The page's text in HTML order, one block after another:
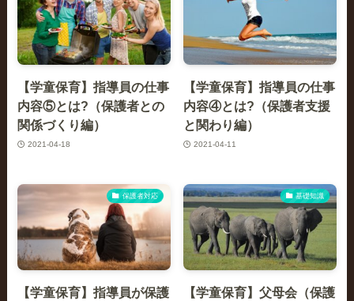
【学童保育】指導員の仕事
内容⑤とは?（保護者との
関係づくり編）
2021-04-18
【学童保育】指導員の仕事
内容④とは?（保護者支援
と関わり編）
2021-04-11
保護者対応
【学童保育】指導員が保護
基礎知識
【学童保育】父母会（保護